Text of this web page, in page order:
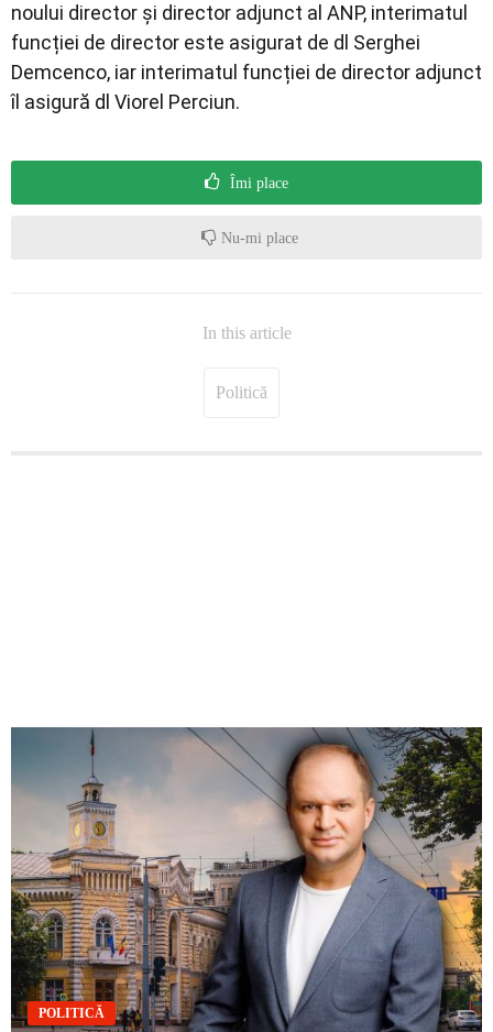
noului director și director adjunct al ANP, interimatul
funcției de director este asigurat de dl Serghei
Demcenco, iar interimatul funcției de director adjunct
îl asigură dl Viorel Perciun.
Îmi place
Nu-mi place
In this article
Politică
POLITICĂ